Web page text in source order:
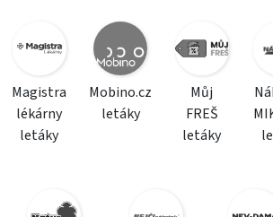
Magistra
lékárny
letáky
Mobino.cz
letáky
Můj
FREŠ
letáky